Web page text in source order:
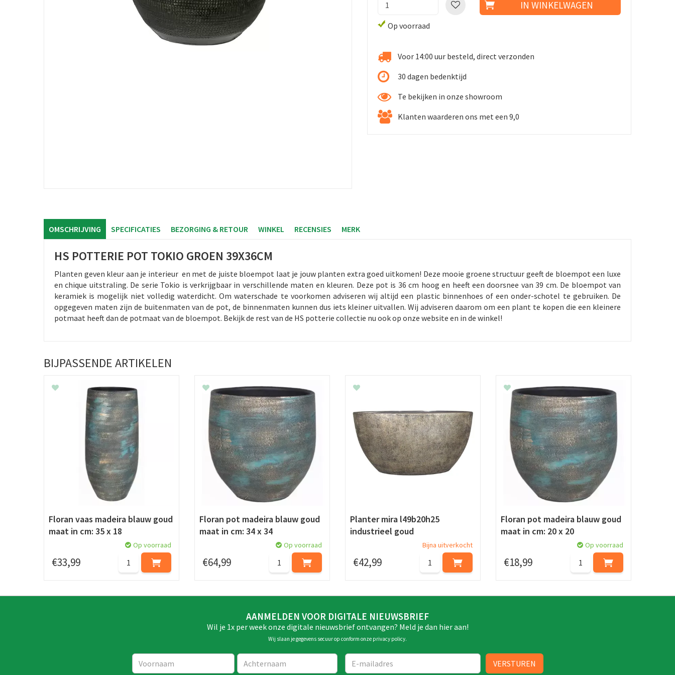
Op voorraad
Voor 14:00 uur besteld, direct verzonden
30 dagen bedenktijd
Te bekijken in onze showroom
Klanten waarderen ons met een 9,0
OMSCHRIJVING SPECIFICATIES BEZORGING & RETOUR WINKEL RECENSIES MERK
HS POTTERIE POT TOKIO GROEN 39X36CM
Planten geven kleur aan je interieur en met de juiste bloempot laat je jouw planten extra goed uitkomen! Deze mooie groene structuur geeft de bloempot een luxe
en chique uitstraling. De serie Tokio is verkrijgbaar in verschillende maten en kleuren. Deze pot is 36 cm hoog en heeft een doorsnee van 39 cm. De bloempot van
keramiek is mogelijk niet volledig waterdicht. Om waterschade te voorkomen adviseren wij altijd een plastic binnenhoes of een onder-schotel te gebruiken. De
opgegeven maten zijn de buitenmaten van de pot, de binnenmaten kunnen dus iets kleiner uitvallen. Wij adviseren daarom om een plant te kopen die een kleinere
potmaat heeft dan de potmaat van de bloempot. Bekijk de rest van de HS potterie collectie nu ook op onze website en in de winkel!
BIJPASSENDE ARTIKELEN
Floran vaas madeira blauw goud
maat in cm: 35 x 18
€33,99
Op voorraad
Floran pot madeira blauw goud
maat in cm: 34 x 34
€64,99
Op voorraad
Planter mira l49b20h25
industrieel goud
€42,99
Bijna uitverkocht
Floran pot madeira blauw goud
maat in cm: 20 x 20
€18,99
Op voorraad
AANMELDEN VOOR DIGITALE NIEUWSBRIEF
Wil je 1x per week onze digitale nieuwsbrief ontvangen? Meld je dan hier aan!
Wij slaan je gegevens secuur op conform onze privacy policy.